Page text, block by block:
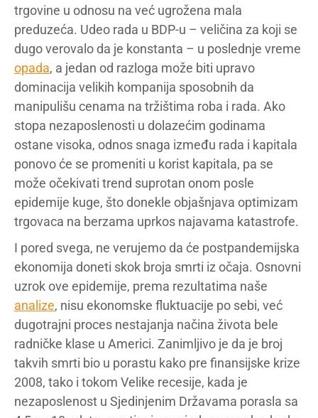
trgovine u odnosu na već ugrožena mala
preduzeća. Udeo rada u BDP-u – veličina za koji se
dugo verovalo da je konstanta – u poslednje vreme
opada, a jedan od razloga može biti upravo
dominacija velikih kompanija sposobnih da
manipulišu cenama na tržištima roba i rada. Ako
stopa nezaposlenosti u dolazećim godinama
ostane visoka, odnos snaga između rada i kapitala
ponovo će se promeniti u korist kapitala, pa se
može očekivati trend suprotan onom posle
epidemije kuge, što donekle objašnjava optimizam
trgovaca na berzama uprkos najavama katastrofe.
I pored svega, ne verujemo da će postpandemijska
ekonomija doneti skok broja smrti iz očaja. Osnovni
uzrok ove epidemije, prema rezultatima naše
analize, nisu ekonomske fluktuacije po sebi, već
dugotrajni proces nestajanja načina života bele
radničke klase u Americi. Zanimljivo je da je broj
takvih smrti bio u porastu kako pre finansijske krize
2008, tako i tokom Velike recesije, kada je
nezaposlenost u Sjedinjenim Državama porasla sa